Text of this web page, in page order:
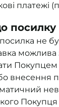
платежі
посилку
не
можлива
Покупцем
внесення